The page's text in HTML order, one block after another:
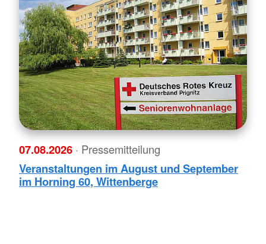
07.08.2026 · Pressemitteilung
Veranstaltungen im August und September
im Horning 60, Wittenberge